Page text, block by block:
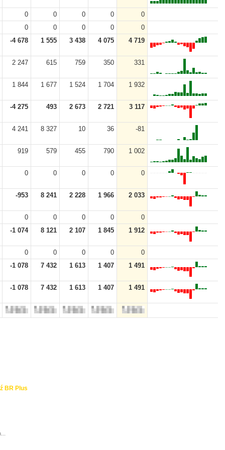
0 0 0 0
0
0
0 0 0
0
-4 678
1 555 3 438 4 075 4 719
2 247 615 759 350 331
1 844 1 677 1 524 1 704 1 932
-4 275 493 2 673 2 721 3 117
4 241 8 327 10 36 -81
919 579 455 790 1 002
0 0 0 0 0
-953 8 241 2 228 1 966 2 033
0 0 0 0
0
-1 074
8 121 2 107 1 845 1 912
0 0 0 0
0
-1 078
7 432 1 613 1 407 1 491
-1 078 7 432 1 613 1 407 1 491
BR Plus